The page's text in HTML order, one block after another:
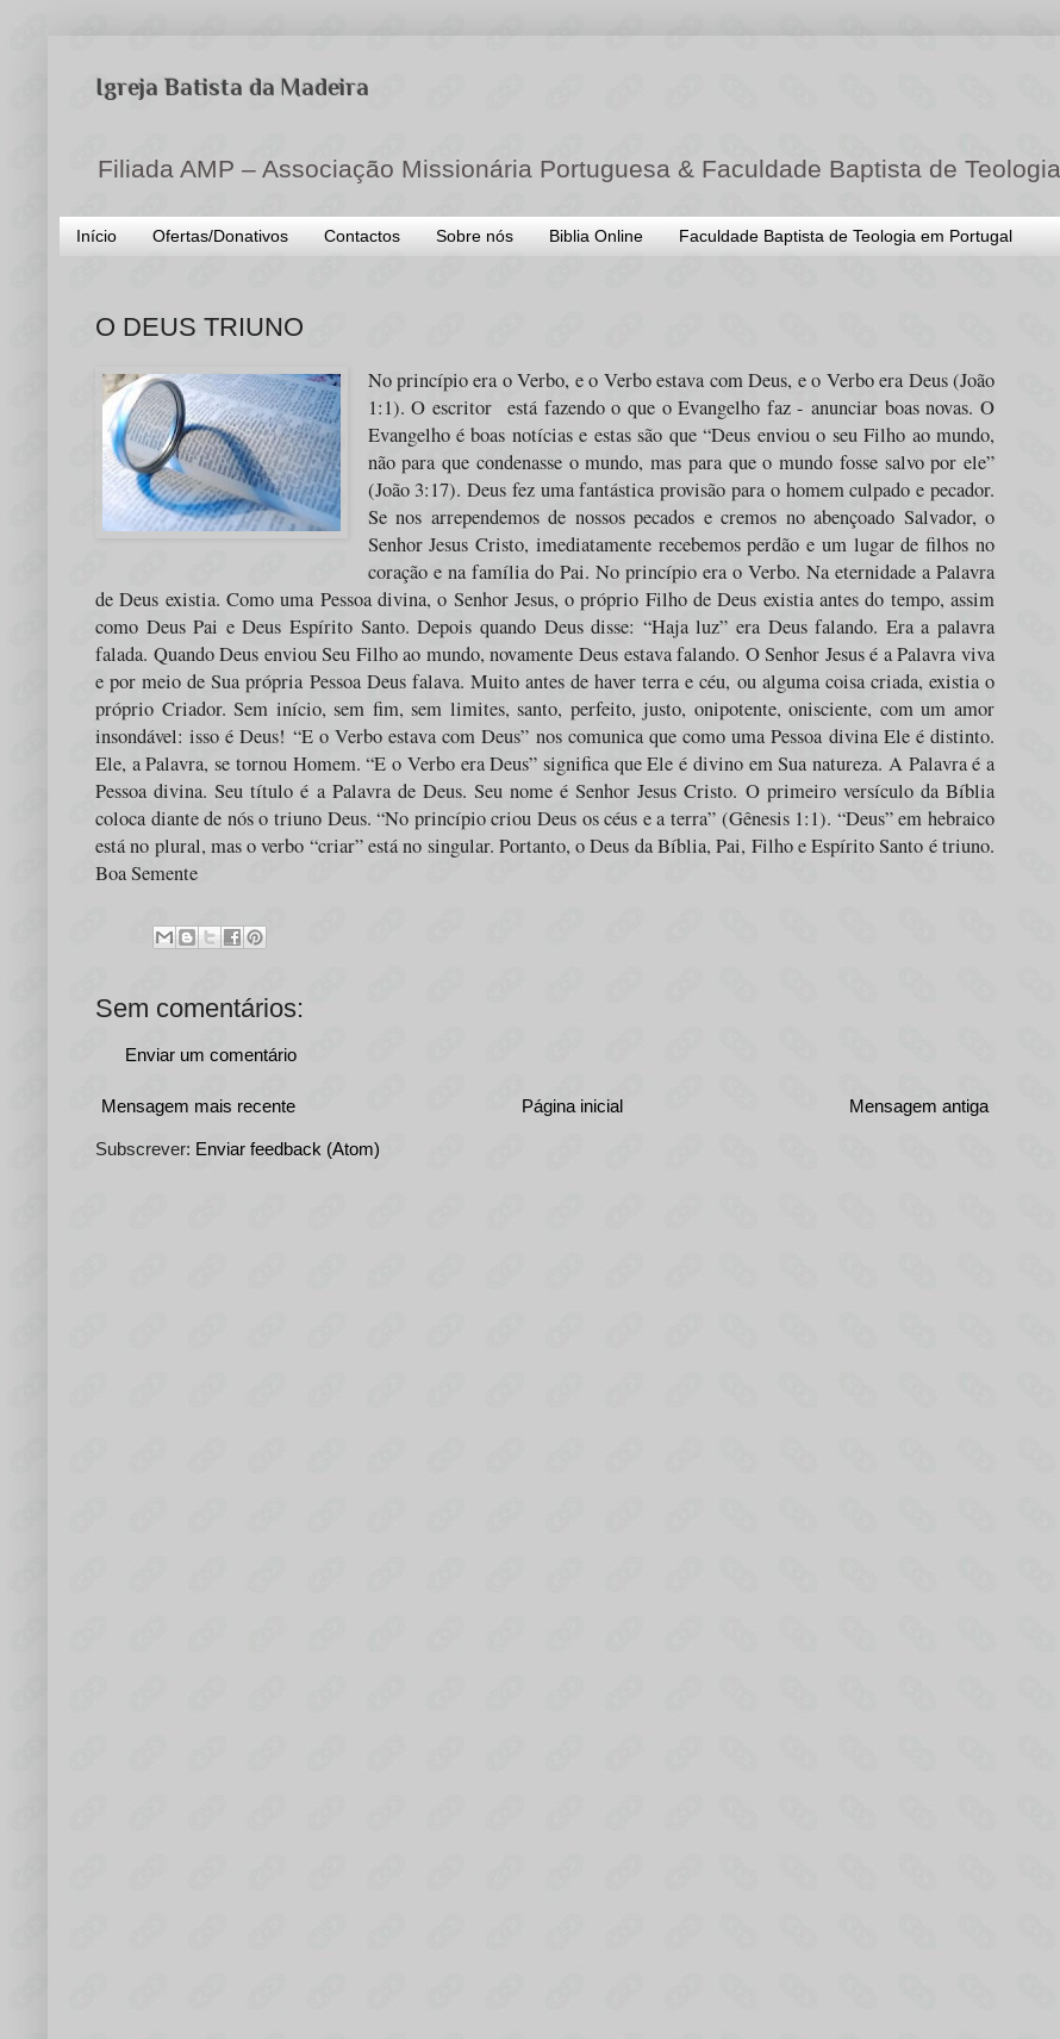
Igreja Batista da Madeira
Filiada AMP – Associação Missionária Portuguesa & Faculdade Baptista de Teologia
Início Ofertas/Donativos Contactos Sobre nós Biblia Online Faculdade Baptista de Teologia em Portugal
O DEUS TRIUNO
No princípio era o Verbo, e o Verbo estava com Deus, e o Verbo era Deus (João
1:1). O escritor está fazendo o que o Evangelho faz - anunciar boas novas. O
Evangelho é boas notícias e estas são que “Deus enviou o seu Filho ao mundo,
não para que condenasse o mundo, mas para que o mundo fosse salvo por ele”
(João 3:17). Deus fez uma fantástica provisão para o homem culpado e pecador.
Se nos arrependemos de nossos pecados e cremos no abençoado Salvador, o
Senhor Jesus Cristo, imediatamente recebemos perdão e um lugar de filhos no
coração e na família do Pai. No princípio era o Verbo. Na eternidade a Palavra
de Deus existia. Como uma Pessoa divina, o Senhor Jesus, o próprio Filho de Deus existia antes do tempo, assim
como Deus Pai e Deus Espírito Santo. Depois quando Deus disse: “Haja luz” era Deus falando. Era a palavra
falada. Quando Deus enviou Seu Filho ao mundo, novamente Deus estava falando. O Senhor Jesus é a Palavra viva
e por meio de Sua própria Pessoa Deus falava. Muito antes de haver terra e céu, ou alguma coisa criada, existia o
próprio Criador. Sem início, sem fim, sem limites, santo, perfeito, justo, onipotente, onisciente, com um amor
insondável: isso é Deus! “E o Verbo estava com Deus” nos comunica que como uma Pessoa divina Ele é distinto.
Ele, a Palavra, se tornou Homem. “E o Verbo era Deus” significa que Ele é divino em Sua natureza. A Palavra é a
Pessoa divina. Seu título é a Palavra de Deus. Seu nome é Senhor Jesus Cristo. O primeiro versículo da Bíblia
coloca diante de nós o triuno Deus. “No princípio criou Deus os céus e a terra” (Gênesis 1:1). “Deus” em hebraico
está no plural, mas o verbo “criar” está no singular. Portanto, o Deus da Bíblia, Pai, Filho e Espírito Santo é triuno.
Boa Semente
Sem comentários:
Enviar um comentário
Mensagem mais recente Mensagem antiga
Página inicial
Subscrever: Enviar feedback (Atom)